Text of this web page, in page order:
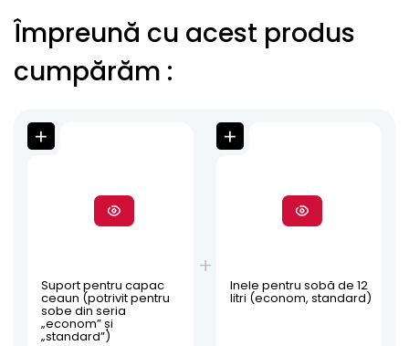
Împreună cu acest produs
cumpărăm :
Suport pentru capac
ceaun (potrivit pentru
sobe din seria
„econom” și
„standard”)
Inele pentru sobă de 12
litri (econom, standard)